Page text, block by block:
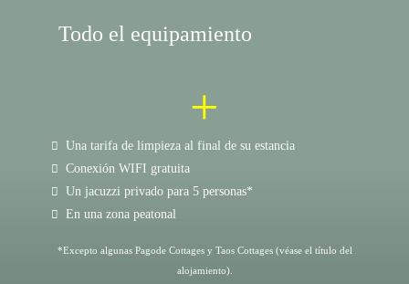
Todo el equipamiento
+
Una tarifa de limpieza al final de su estancia
Conexión WIFI gratuita
Un jacuzzi privado para 5 personas*
En una zona peatonal
*Excepto algunas Pagode Cottages y Taos Cottages (véase el título del
alojamiento).